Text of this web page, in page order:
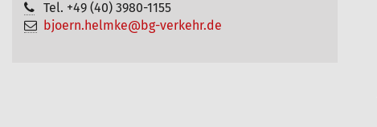
Tel. +49 (40) 3980-1155
bjoern.helmke@bg-verkehr.de